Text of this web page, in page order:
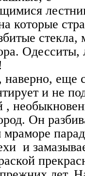
которые
стекла,
Одесситы,
наверно, еще
и не
,
Он
мраморе
и